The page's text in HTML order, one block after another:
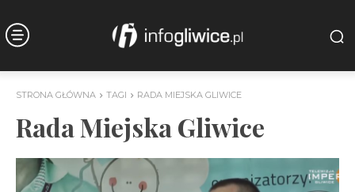
STRONA GŁÓWNA TAGI RADA MIEJSKA GLIWICE
Rada Miejska Gliwice